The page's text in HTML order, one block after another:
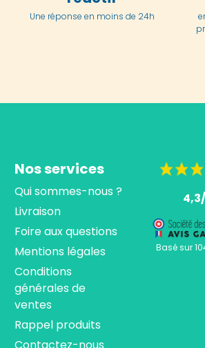
Une réponse en moins de 24h
Nos services
Qui sommes-nous ?
Livraison
Foire aux questions
Mentions légales
Conditions
générales de
ventes
Rappel produits
Basé sur